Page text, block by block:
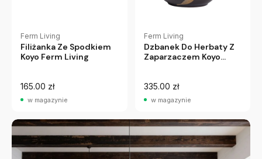
Ferm Living
Filiżanka Ze Spodkiem
Koyo Ferm Living
165.00 zł
w magazynie
Ferm Living
Dzbanek Do Herbaty Z
Zaparzaczem Koyo
335.00 zł
w magazynie